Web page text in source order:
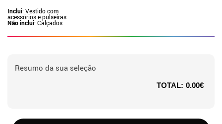
Inclui: Vestido com
acessórios e pulseiras
Não inclui: Calçados
Resumo da sua seleção
TOTAL: 0.00€